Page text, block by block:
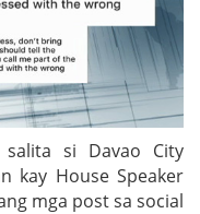
si Davao City
kay House Speaker
mga post sa social